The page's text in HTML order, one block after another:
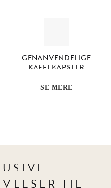
GENANVENDELIGE
KAFFEKAPSLER
SE MERE
TIL